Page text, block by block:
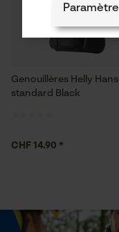
Genouillères Helly
standard Black
CHF 14.90 *
Cookies